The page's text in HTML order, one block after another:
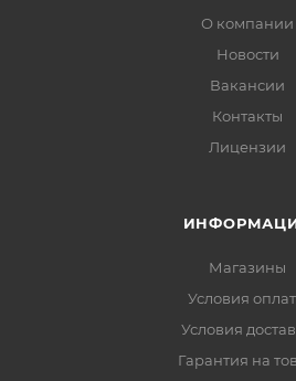
О компании
Новости
Вакансии
Контакты
Лицензии
Магазины
Условия
Условия
Гарантия на